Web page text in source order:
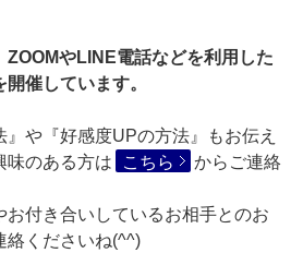
ZOOMやLINE電話などを利用した
催しています。
』や『好感度UPの方法』もお伝え
味のある方は
こちら
からご連絡
お付き合いしているお相手とのお
絡くださいね(^^)